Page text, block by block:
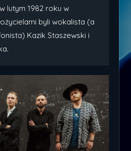
lutym 1982 roku w
byli wokalista (a
Kazik Staszewski i